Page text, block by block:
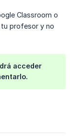
Classroom o
tu profesor y no
acceder